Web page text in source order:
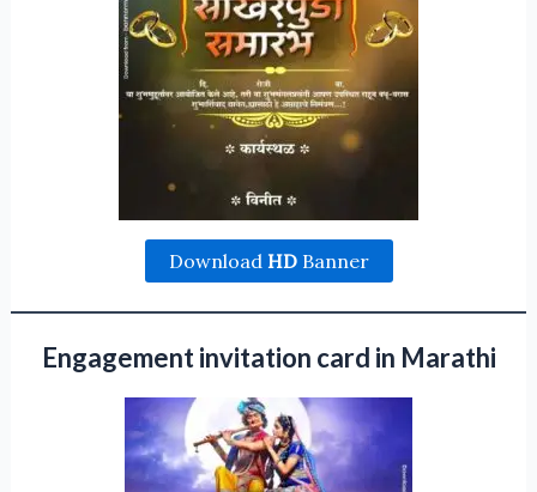
Download HDBanner
Engagement invitation card in Marathi